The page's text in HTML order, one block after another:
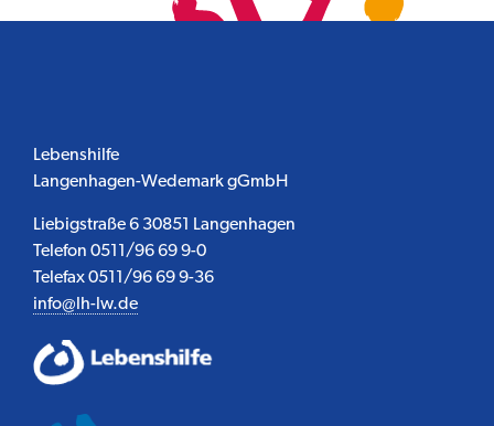
Lebenshilfe
Langenhagen-Wedemark gGmbH
Liebigstraße 6 30851 Langenhagen
Telefon 0511/96 69 9-0
Telefax 0511/96 69 9-36
info@lh-lw.de